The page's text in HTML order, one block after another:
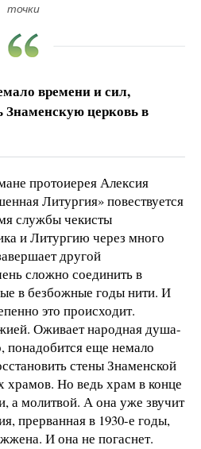
точки
времени и сил,
Знаменскую церковь в
протоиерея Алексия
Литургия» повествуется
службы чекисты
и Литургию через много
другой
сложно соединить в
в безбожные годы нити. И
это происходит.
Оживает народная душа-
понадобится еще немало
стены Знаменской
храмов. Но ведь храм в конце
а молитвой. А она уже звучит
прерванная в 1930-е годы,
И она не погаснет.